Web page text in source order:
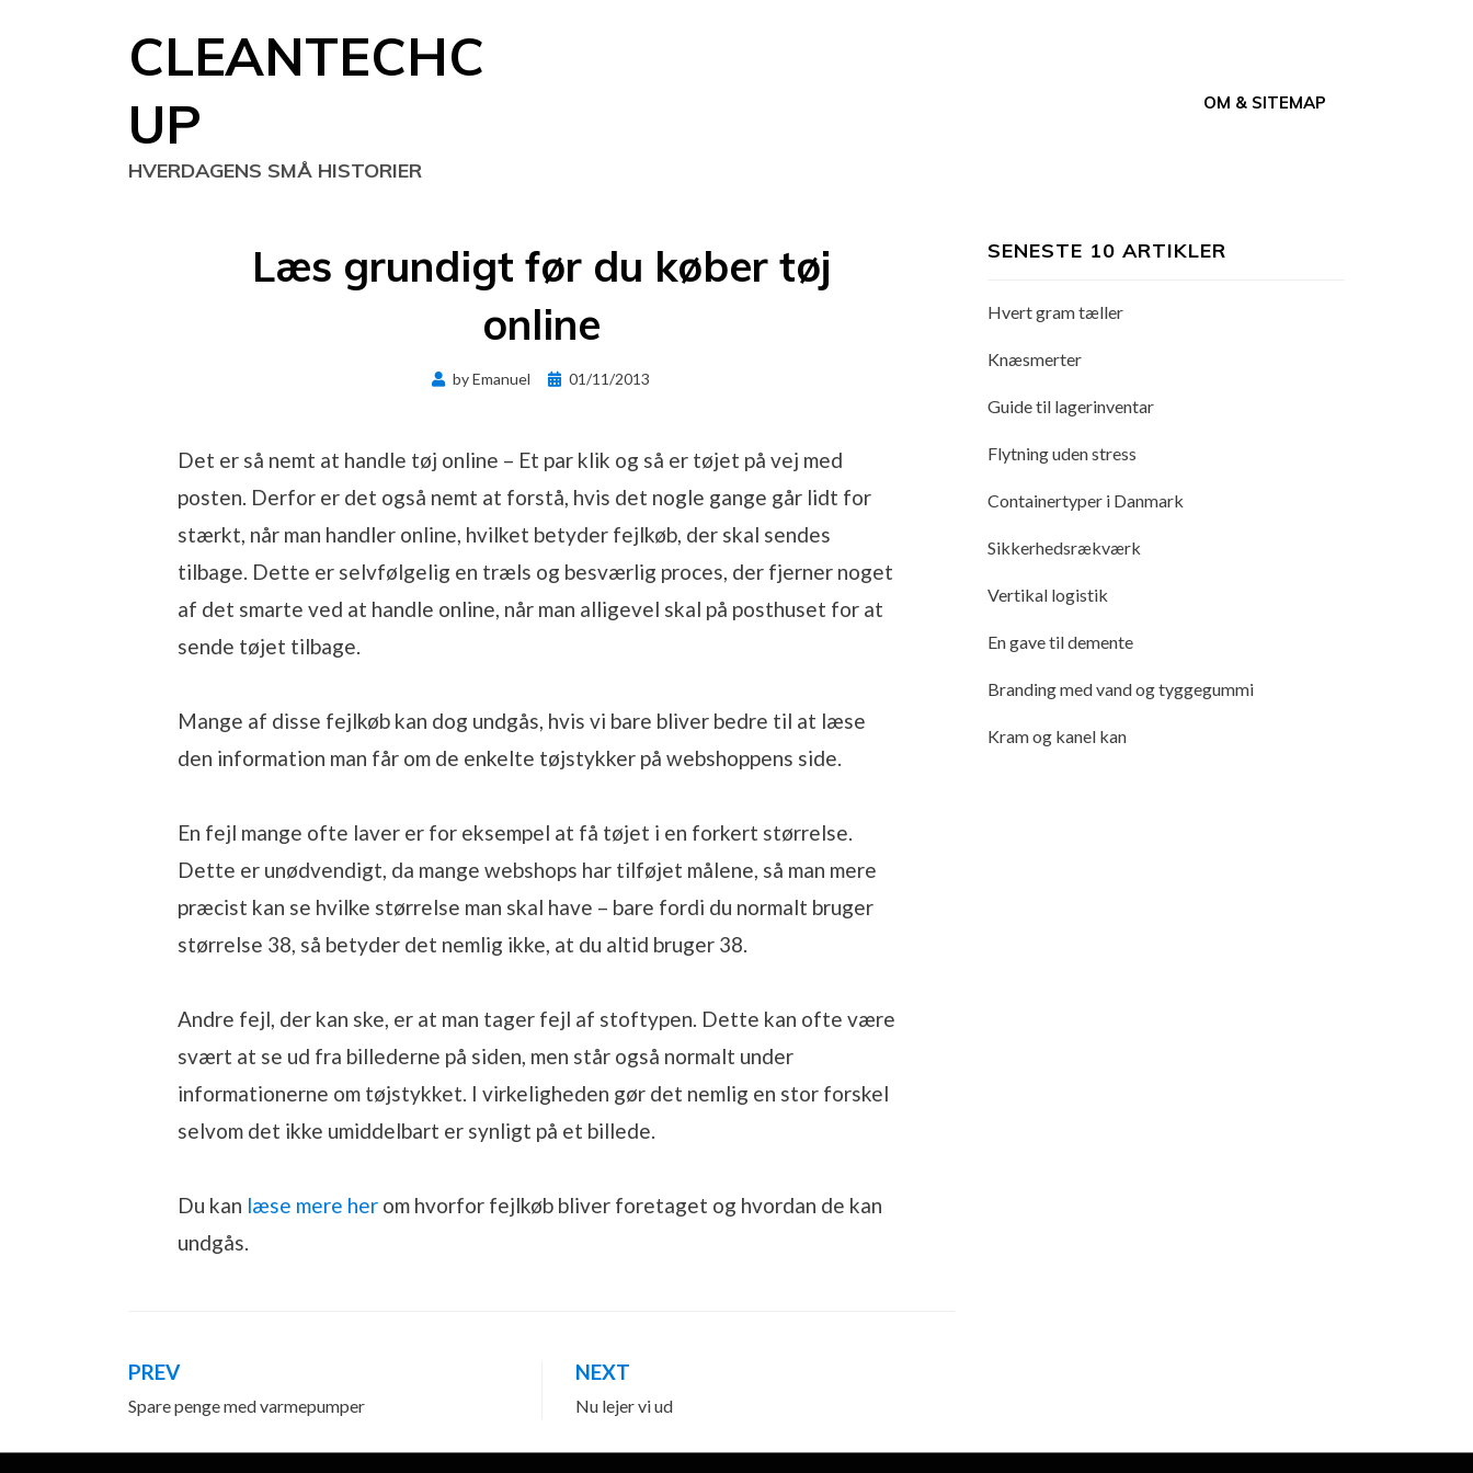
CLEANTECHC
UP
HVERDAGENS SMÅ HISTORIER
OM & SITEMAP
Læs grundigt før du køber tøj
online
byEmanuel
Posted
01/11/2013
Det er så nemt at handle tøj online – Et par klik og så er tøjet på vej med
posten. Derfor er det også nemt at forstå, hvis det nogle gange går lidt for
stærkt, når man handler online, hvilket betyder fejlkøb, der skal sendes
tilbage. Dette er selvfølgelig en træls og besværlig proces, der fjerner noget
af det smarte ved at handle online, når man alligevel skal på posthuset for at
sende tøjet tilbage.
Mange af disse fejlkøb kan dog undgås, hvis vi bare bliver bedre til at læse
den information man får om de enkelte tøjstykker på webshoppens side.
En fejl mange ofte laver er for eksempel at få tøjet i en forkert størrelse.
Dette er unødvendigt, da mange webshops har tilføjet målene, så man mere
præcist kan se hvilke størrelse man skal have – bare fordi du normalt bruger
størrelse 38, så betyder det nemlig ikke, at du altid bruger 38.
Andre fejl, der kan ske, er at man tager fejl af stoftypen. Dette kan ofte være
svært at se ud fra billederne på siden, men står også normalt under
informationerne om tøjstykket. I virkeligheden gør det nemlig en stor forskel
selvom det ikke umiddelbart er synligt på et billede.
Du kan læse mere her om hvorfor fejlkøb bliver foretaget og hvordan de kan
undgås.
Indlægsnavigation
PREV
Spare penge med varmepumper
NEXT
Nu lejer vi ud
SENESTE 10 ARTIKLER
Hvert gram tæller
Knæsmerter
Guide til lagerinventar
Flytning uden stress
Containertyper i Danmark
Sikkerhedsrækværk
Vertikal logistik
En gave til demente
Branding med vand og tyggegummi
Kram og kanel kan